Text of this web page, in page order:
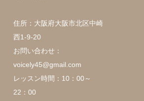
住所：大阪府大阪市北区中崎
西1-9-20
お問い合わせ：
voicely45@gmail.com
レッスン時間：10：00～
22：00